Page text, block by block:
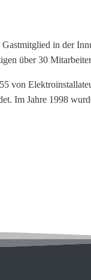
in der
über 30
von
Im Jahre 1998